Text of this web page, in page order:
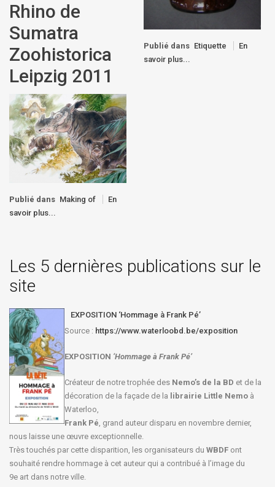
Publié dans Etiquette
En
savoir plus...
Rhino de
Sumatra
Zoohistorica
Leipzig 2011
Publié dans Making of
En
savoir plus...
Les 5 dernières publications sur le
site
EXPOSITION ‘Hommage à Frank Pé’
Source : https://www.waterloobd.be/exposition
EXPOSITION ‘Hommage à Frank Pé’
Créateur de notre trophée des Nemo’s de la BD et de la
décoration de la façade de la librairie Little Nemo à
Waterloo,
Frank Pé , grand auteur disparu en novembre dernier,
nous laisse une œuvre exceptionnelle.
Très touchés par cette disparition, les organisateurs du WBDF ont
souhaité rendre hommage à cet auteur qui a contribué à l’image du
9e art dans notre ville.